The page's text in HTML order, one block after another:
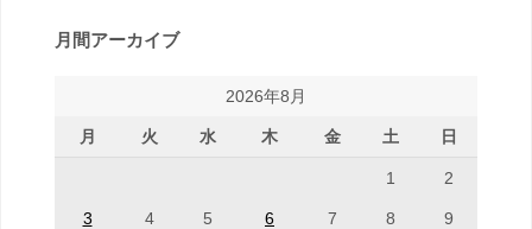
月間アーカイブ
2026年8月
月 火 水 木 金 土 日
1 2
3 4 5 6 7 8 9